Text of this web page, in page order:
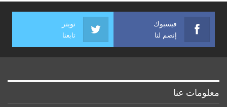
فيسبوك
إنضم لنا
تويتر
تابعنا
معلومات عنا